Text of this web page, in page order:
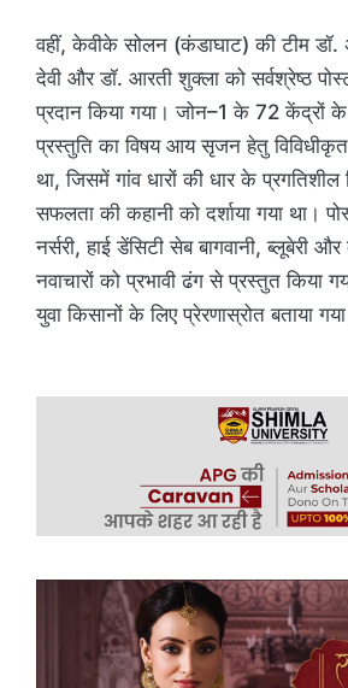
वहीं, केवीके सोलन (कंडाघाट) की टीम डॉ.
देवी और डॉ. आरती शुक्ला को सर्वश्रेष्ठ
प्रदान किया गया। जोन–1 के 72 केंद्रों
प्रस्तुति का विषय आय सृजन हेतु विविधीकृत
था, जिसमें गांव धारों की धार के
सफलता की कहानी को दर्शाया गया था।
नर्सरी, हाई डेंसिटी सेब बागवानी, ब्लूबेरी
नवाचारों को प्रभावी ढंग से प्रस्तुत किया
युवा किसानों के लिए प्रेरणास्रोत बताया